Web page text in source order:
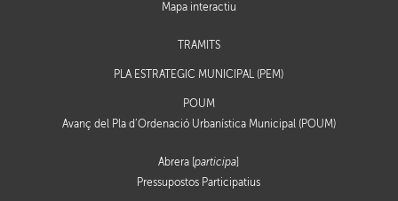
Mapa interactiu
TRÀMITS
PLA ESTRATÈGIC MUNICIPAL (PEM)
POUM
Avanç del Pla d’Ordenació Urbanística Municipal (POUM)
Abrera [participa
Pressupostos Participatius